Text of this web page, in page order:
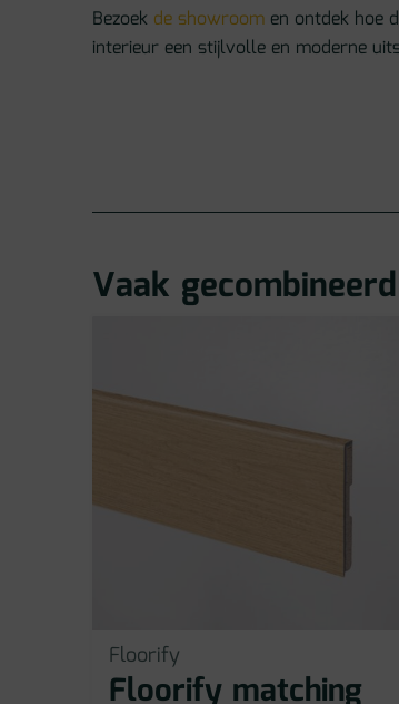
Bezoek de showroom en ontdek hoe
interieur een stijlvolle en moderne
Vaak
Floorify
Floorify matching